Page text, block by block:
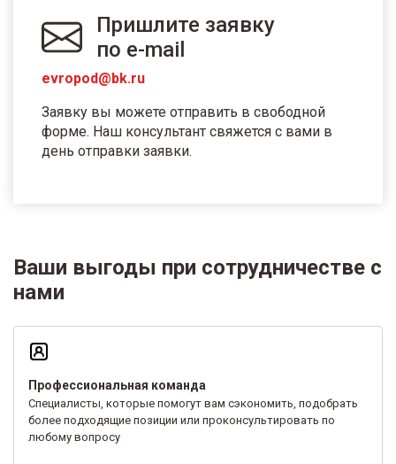
Пришлите заявку
по e-mail
evropod@bk.ru
Заявку вы можете отправить в свободной
форме. Наш консультант свяжется с вами в
день отправки заявки.
Ваши выгоды при сотрудничестве с
нами
Профессиональная команда
Специалисты, которые помогут вам сэкономить, подобрать
более подходящие позиции или проконсультировать по
любому вопросу